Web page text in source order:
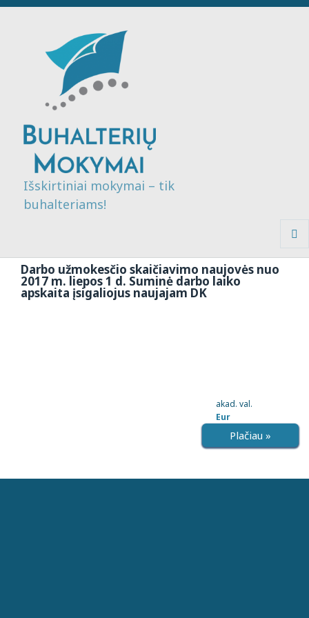
Išskirtiniai mokymai – tik
buhalteriams!
Darbo užmokesčio skaičiavimo naujovės nuo
2017 m. liepos 1 d. Suminė darbo laiko
apskaita įsigaliojus naujajam DK
akad. val.
Eur
Plačiau »